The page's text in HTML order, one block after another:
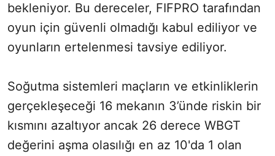
bekleniyor. Bu dereceler, FIFPRO tarafından
oyun için güvenli olmadığı kabul ediliyor ve
oyunların ertelenmesi tavsiye ediliyor.
Soğutma sistemleri maçların ve etkinliklerin
gerçekleşeceği 16 mekanın 3’ünde riskin bir
kısmını azaltıyor ancak 26 derece WBGT
değerini aşma olasılığı en az 10'da 1 olan